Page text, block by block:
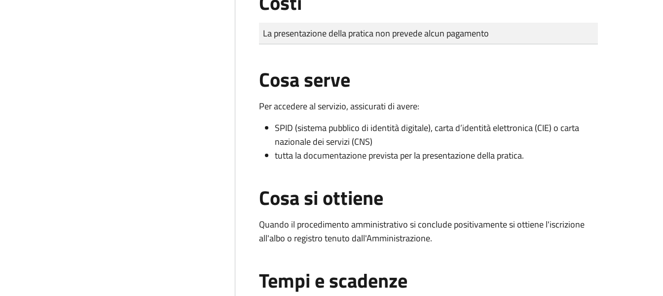
Tipo di pagamento
Importo
La presentazione della pratica non prevede alcun pagamento
Cosa serve
Per accedere al servizio, assicurati di avere:
SPID (sistema pubblico di identità digitale), carta d’identità elettronica (CIE) o carta
nazionale dei servizi (CNS)
tutta la documentazione prevista per la presentazione della pratica.
Cosa si ottiene
Quando il procedimento amministrativo si conclude positivamente si ottiene l'iscrizione
all'albo o registro tenuto dall'Amministrazione.
Tempi e scadenze